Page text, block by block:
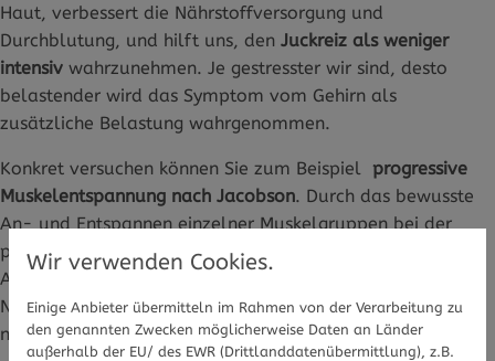
Haut, verbessert die Nährstoffversorgung und
Durchblutung, und hilft uns, den Juckreiz als weniger
intensiv wahrzunehmen. Je gestresster wir sind, desto
belastender wird das Symptom vom Gehirn als
zusätzliche Belastung wahrgenommen.
Konkret versuchen können Sie zum Beispiel progressive
Muskelentspannung nach Jacobson. Durch das bewusste
An- und Entspannen einzelner Muskelgruppen bei der
progressiven Muskelentspannung wird körperliche
Anspannung abgebaut. Studien zeigen, dass dies bei
Neurodermitis-Patient:innen den Cortisolspiegel
normalisiert und die Hautsymptome lindert.
Wir verwenden Cookies.
Einige Anbieter übermitteln im Rahmen von der Verarbeitung zu
den genannten Zwecken möglicherweise Daten an Länder
außerhalb der EU/ des EWR (Drittlanddatenübermittlung), z.B.